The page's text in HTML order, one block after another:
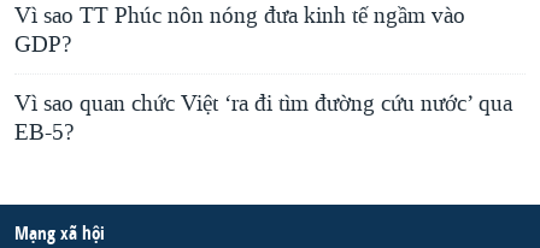
Vì sao TT Phúc nôn nóng đưa kinh tế ngầm vào
GDP?
Vì sao quan chức Việt ‘ra đi tìm đường cứu nước’ qua
EB-5?
Mạng xã hội